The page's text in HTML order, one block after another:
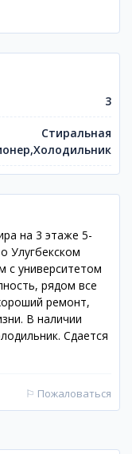
3
Стиральная
на 3 этаже 5-
Улугбекском
с университетом
рядом все
ремонт,
В наличии
Сдается
⚐ Пожаловаться